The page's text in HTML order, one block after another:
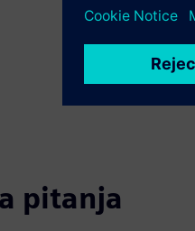
dizajna.
pitanja